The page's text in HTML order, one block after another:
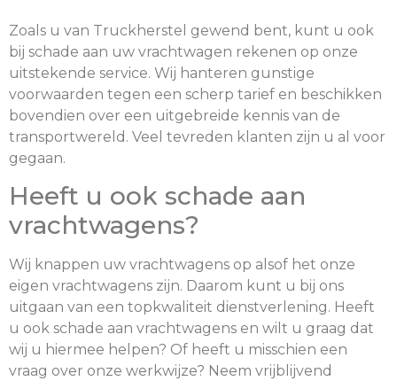
Zoals u van Truckherstel gewend bent, kunt u ook
bij schade aan uw vrachtwagen rekenen op onze
uitstekende service. Wij hanteren gunstige
voorwaarden tegen een scherp tarief en beschikken
bovendien over een uitgebreide kennis van de
transportwereld. Veel tevreden klanten zijn u al voor
gegaan.
Heeft u ook schade aan
vrachtwagens?
Wij knappen uw vrachtwagens op alsof het onze
eigen vrachtwagens zijn. Daarom kunt u bij ons
uitgaan van een topkwaliteit dienstverlening. Heeft
u ook schade aan vrachtwagens en wilt u graag dat
wij u hiermee helpen? Of heeft u misschien een
vraag over onze werkwijze? Neem vrijblijvend